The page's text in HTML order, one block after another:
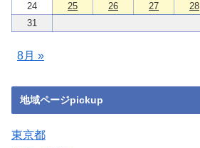
24
25 26 27 28
31
8月 »
地域ページpickup
東京都